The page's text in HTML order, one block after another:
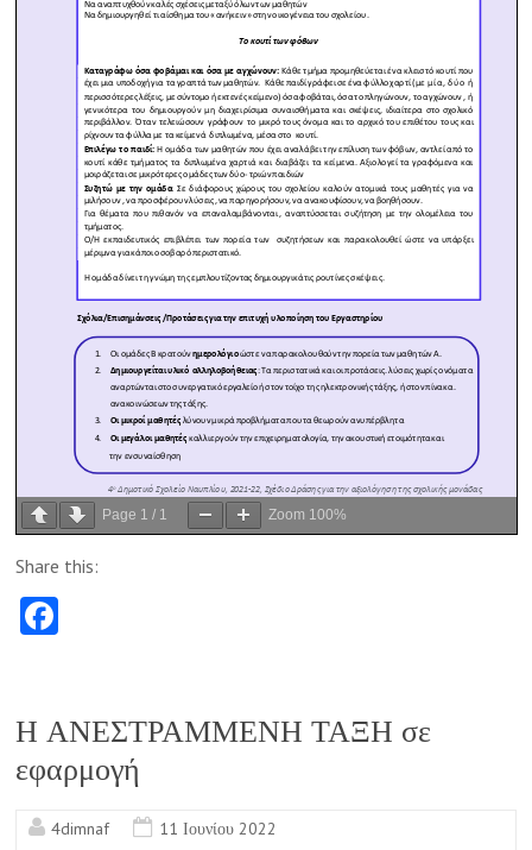
Page 1 / 1 Zoom 100%
Share this:
o
o
Η ΑΝΕΣΤΡΑΜΜΕΝΗ ΤΑΞΗ σε
εφαρμογή
4dimnaf
11 Ιουνίου 2022